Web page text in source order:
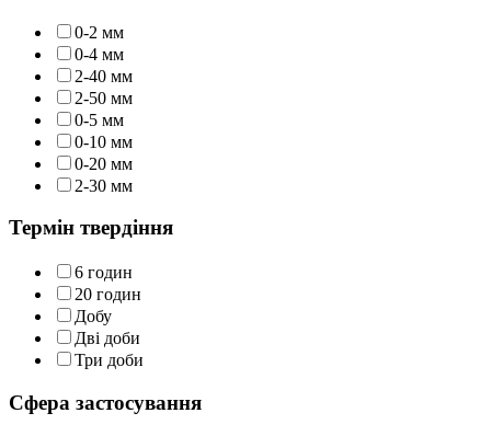
0-2 мм
0-4 мм
2-40 мм
2-50 мм
0-5 мм
0-10 мм
0-20 мм
2-30 мм
Термін твердіння
6 годин
20 годин
Добу
Дві доби
Три доби
Сфера застосування